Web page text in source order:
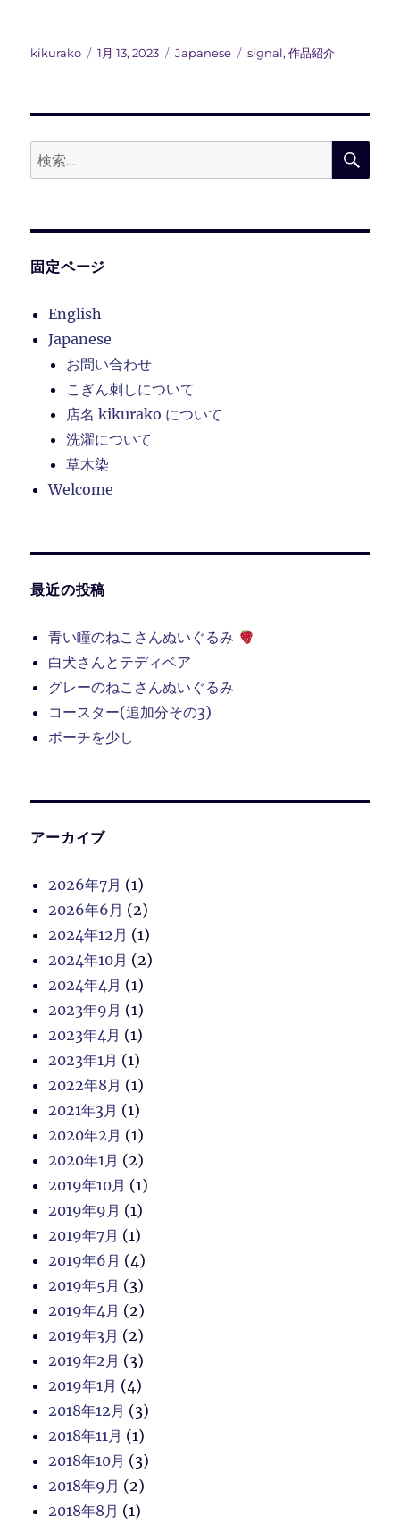
投
kikurako
投
1月 13, 2023
カ
Japanese
タ
signal,作品紹介
検
索:
検
固定ページ
English
Japanese
お問い合わせ
こぎん刺しについて
店名 kikurako について
洗濯について
草木染
Welcome
最近の投稿
青い瞳のねこさんぬいぐるみ
白犬さんとテディベア
グレーのねこさんぬいぐるみ
コースター(追加分その3)
ポーチを少し
アーカイブ
2026年7月 (1)
2026年6月 (2)
2024年12月 (1)
2024年10月 (2)
2024年4月 (1)
2023年9月 (1)
2023年4月 (1)
2023年1月 (1)
2022年8月 (1)
2021年3月 (1)
2020年2月 (1)
2020年1月 (2)
2019年10月 (1)
2019年9月 (1)
2019年7月 (1)
2019年6月 (4)
2019年5月 (3)
2019年4月 (2)
2019年3月 (2)
2019年2月 (3)
2019年1月 (4)
2018年12月 (3)
2018年11月 (1)
2018年10月 (3)
2018年9月 (2)
2018年8月 (1)